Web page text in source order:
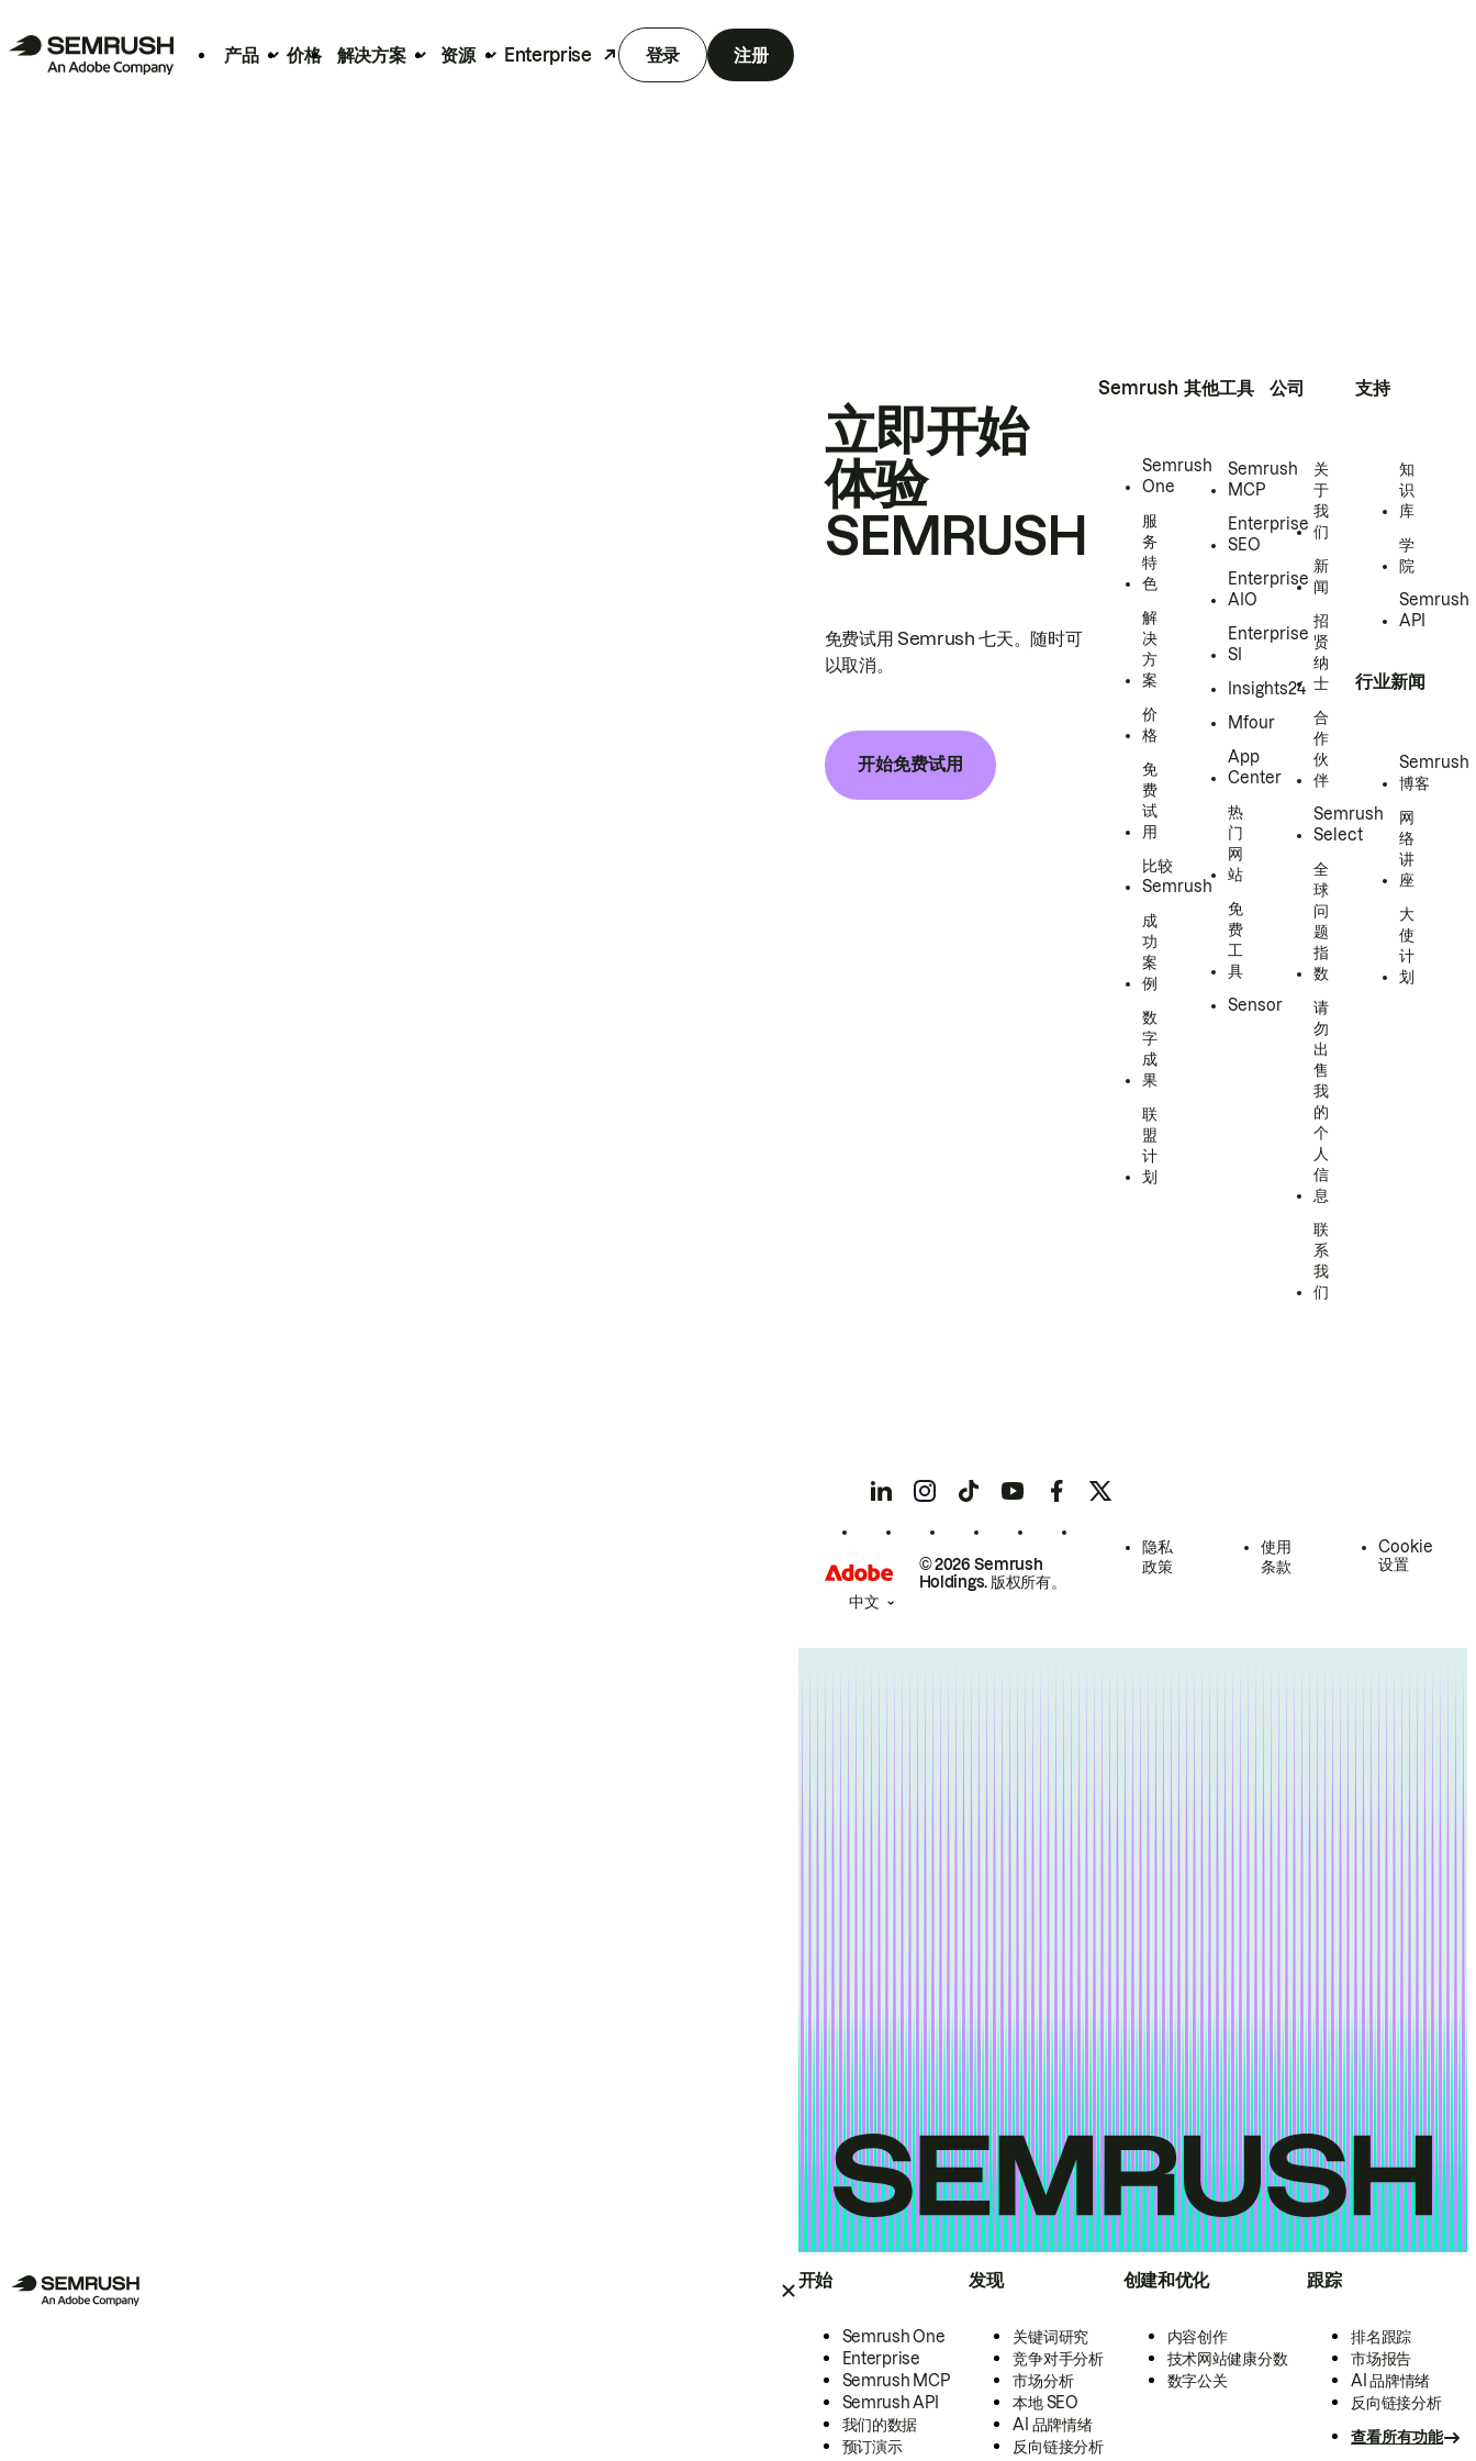
产品 价格 解决方案 资源 Enterprise 登录 注册
开始
Semrush One
Enterprise
Semrush MCP
Semrush API
我们的数据
预订演示
发现
关键词研究
竞争对手分析
市场分析
本地 SEO
AI 品牌情绪
反向链接分析
创建和优化
内容创作
技术网站健康分数
数字公关
跟踪
排名跟踪
市场报告
AI 品牌情绪
反向链接分析
查看所有功能
立即开始
体验
SEMRUSH
免费试用 Semrush 七天。随时可
以取消。
开始免费试用
Semrush
Semrush
One
服
务
特
色
解
决
方
案
价
格
免
费
试
用
比较
Semrush
成
功
案
例
数
字
成
果
联
盟
计
划
其他工具
Semrush
MCP
Enterprise
SEO
Enterprise
AIO
Enterprise
SI
Insights24
Mfour
App
Center
热
门
网
站
免
费
工
具
Sensor
公司
关
于
我
们
新
闻
招
贤
纳
士
合
作
伙
伴
Semrush
Select
全
球
问
题
指
数
请
勿
出
售
我
的
个
人
信
息
联
系
我
们
支持
知
识
库
学
院
Semrush
API
行业新闻
Semrush
博客
网
络
讲
座
大
使
计
划
© 2026 Semrush
Holdings. 版权所有。
隐私
政策
使用
条款
Cookie
设置
中文